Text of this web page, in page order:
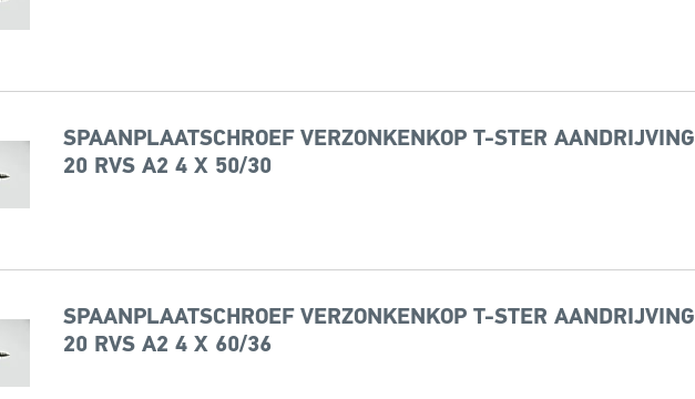
SPAANPLAATSCHROEF VERZONKENKOP T-STER AANDRIJVING
20 RVS A2 4 X 50/30
SPAANPLAATSCHROEF VERZONKENKOP T-STER AANDRIJVING
20 RVS A2 4 X 60/36